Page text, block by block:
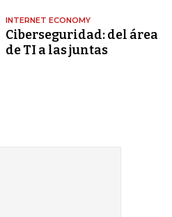
INTERNET ECONOMY
Ciberseguridad: del área
de TI a las juntas